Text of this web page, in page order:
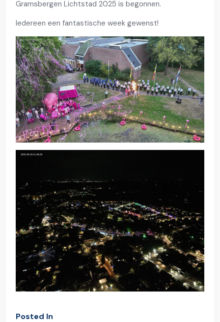
Gramsbergen Lichtstad 2025 is begonnen.
Iedereen een fantastische week gewenst!
Posted In